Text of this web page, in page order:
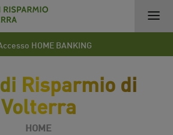
HOME BANKING
Risparmio di
Volterra
HOME